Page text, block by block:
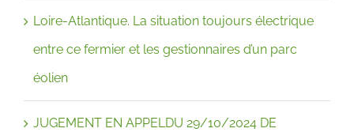
Loire-Atlantique. La situation toujours électrique
entre ce fermier et les gestionnaires d’un parc
éolien
JUGEMENT EN APPELDU 29/10/2024 DE